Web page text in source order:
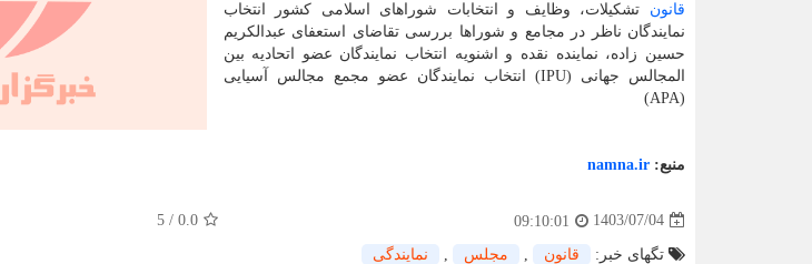
قانون تشکیلات، وظایف و انتخابات شوراهای اسلامی کشور انتخاب
نمایندگان ناظر در مجامع و شوراها بررسی تقاضای استعفای عبدالکریم
حسین زاده، نماینده نقده و اشنویه انتخاب نمایندگان عضو اتحادیه بین
المجالس جهانی (IPU) انتخاب نمایندگان عضو مجمع مجالس آسیایی
(APA)
منبع: namna.ir
1403/07/04
09:10:01
0.0
/
5
تگهای خبر: قانون مجلس نمایندگی